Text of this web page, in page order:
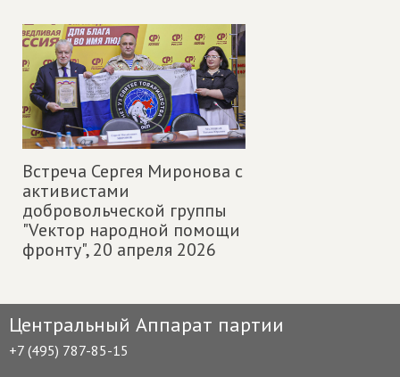
Встреча Сергея Миронова с
активистами
добровольческой группы
"Vектор народной помощи
фронту",20 апреля 2026
Центральный Аппарат партии
+7 (495) 787-85-15